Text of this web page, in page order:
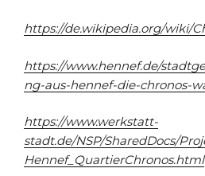
https://de.wikipedia.org/wiki/
https://www.hennef.de/
ng-aus-hennef-die-chronos-
https://www.werkstatt-
stadt.de/NSP/SharedDocs/
Hennef_QuartierChronos.html